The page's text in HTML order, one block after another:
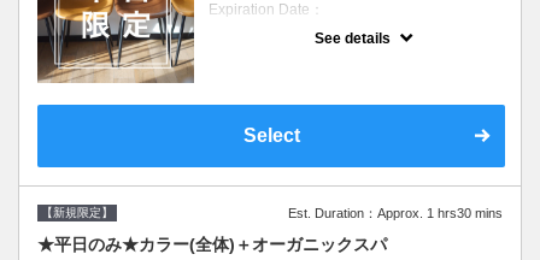
Expiration Date：
新規限定の平日のみのクーポンです★
平日クーポン●シャンプーブロー込●ロング料
提案させて頂きます●選べるシャンプー付き●
See details
Select
【新規限定】 Est. Duration：Approx. 1 hrs30 mins
★平日のみ★カラー(全体)＋オーガニックスパ